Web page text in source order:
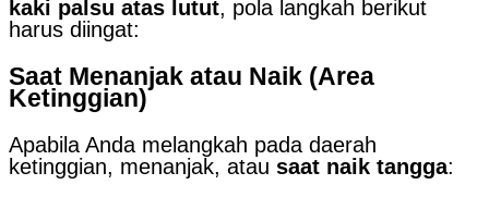
kaki palsu atas lutut, pola langkah berikut
harus diingat:
Saat Menanjak atau Naik (Area
Ketinggian)
Apabila Anda melangkah pada daerah
ketinggian, menanjak, atau saat naik tangga: